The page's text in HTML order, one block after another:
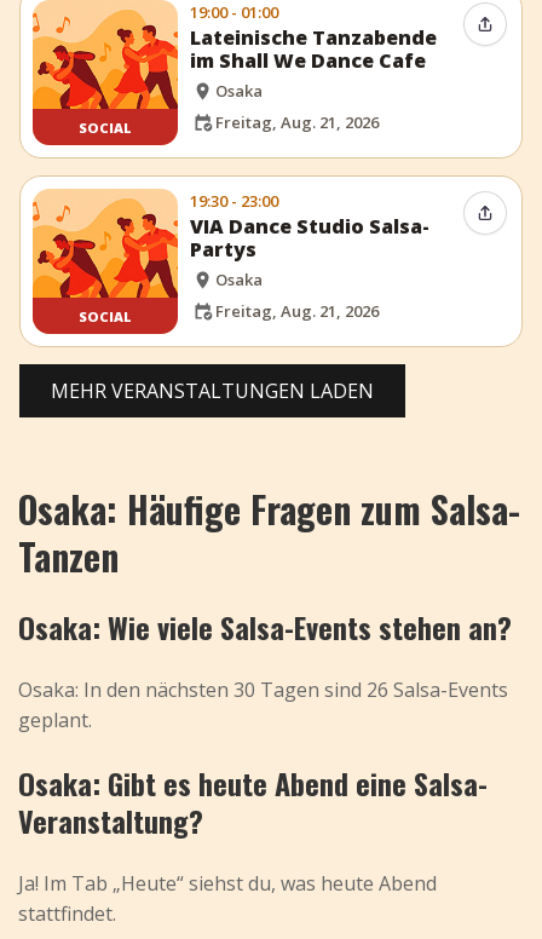
SOCIAL
19:00 - 01:00
Lateinische Tanzabende
im Shall We Dance Cafe
Osaka
Freitag, Aug. 21, 2026
Event
SOCIAL
19:30 - 23:00
VIA Dance Studio Salsa-
Partys
Osaka
Freitag, Aug. 21, 2026
Event
MEHR VERANSTALTUNGEN LADEN
Osaka: Häufige Fragen zum Salsa-
Tanzen
Osaka: Wie viele Salsa-Events stehen an?
Osaka: In den nächsten 30 Tagen sind 26 Salsa-Events
geplant.
Osaka: Gibt es heute Abend eine Salsa-
Veranstaltung?
Ja! Im Tab „Heute“ siehst du, was heute Abend
stattfindet.